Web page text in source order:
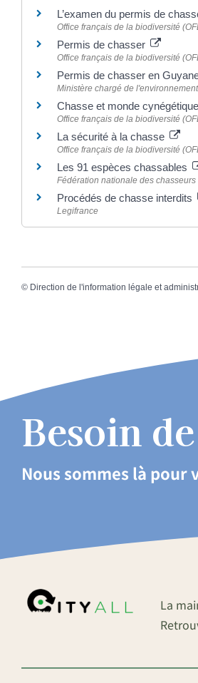
L’examen du permis de
Office français de la biodiversité
Permis de chasser
Office français de la biodiversité
Permis de chasser en
Ministère chargé de l'environnement
Chasse et monde
Office français de la biodiversité
La sécurité à la chasse
Office français de la biodiversité
Les 91 espèces chassables
Fédération nationale des chasseurs
Procédés de chasse interdits
Legifrance
© Direction de l'information légale et
Besoin
Nous sommes là pour
La